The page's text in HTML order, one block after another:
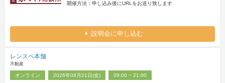
開催方法：申し込み後にURLをお送り致します
説明会に申し込む
レンスペ本舗
不動産
オンライン 2026年08月21日(金) 09:00 ~ 21:00